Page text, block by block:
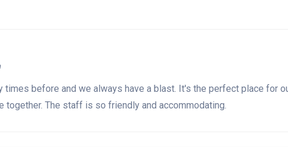
times before and we always have a blast. It's the perfect place for
together. The staff is so friendly and accommodating.